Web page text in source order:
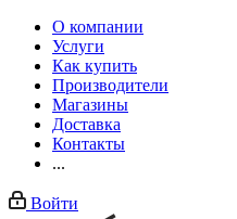
О компании
Услуги
Как купить
Производители
Магазины
Доставка
Контакты
...
Войти